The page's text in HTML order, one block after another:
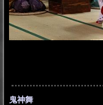
鬼神舞